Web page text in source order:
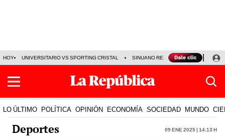
HOY UNIVERSITARIO VS SPORTING CRISTAL SINUANO RESULTADOS HOY
LO ÚLTIMO POLÍTICA OPINIÓN ECONOMÍA SOCIEDAD MUNDO
Deportes 09 Ene 2025 | 14:13 h